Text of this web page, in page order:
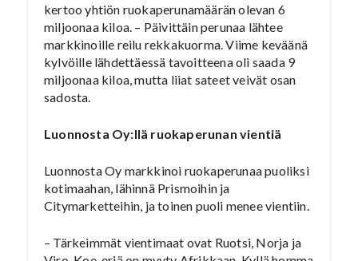
kertoo yhtiön ruokaperunamäärän olevan 6
miljoonaa kiloa. – Päivittäin perunaa lähtee
markkinoille reilu rekkakuorma. Viime keväänä
kylvöille lähdettäessä tavoitteena oli saada 9
miljoonaa kiloa, mutta liiat sateet veivät osan
sadosta.
Luonnosta Oy:llä ruokaperunan vientiä
Luonnosta Oy markkinoi ruokaperunaa puoliksi
kotimaahan, lähinnä Prismoihin ja
Citymarketteihin, ja toinen puoli menee vientiin.
– Tärkeimmät vientimaat ovat Ruotsi, Norja ja